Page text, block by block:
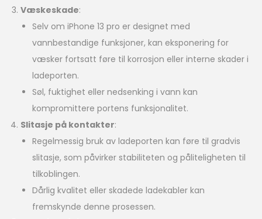
Væskeskade:
Selv om iPhone 13 pro er designet med
vannbestandige funksjoner, kan eksponering for
væsker fortsatt føre til korrosjon eller interne skader i
ladeporten.
Søl, fuktighet eller nedsenking i vann kan
kompromittere portens funksjonalitet.
Slitasje på kontakter:
Regelmessig bruk av ladeporten kan føre til gradvis
slitasje, som påvirker stabiliteten og påliteligheten til
tilkoblingen.
Dårlig kvalitet eller skadede ladekabler kan
fremskynde denne prosessen.